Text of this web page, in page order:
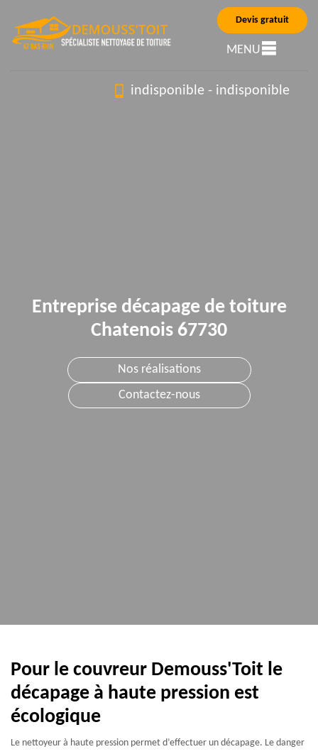
Devis gratuit
MENU
indisponible - indisponible
Entreprise décapage de toiture
Chatenois 67730
Nos réalisations
Contactez-nous
Pour le couvreur Demouss'Toit le
décapage à haute pression est
écologique
Le nettoyeur à haute pression permet d’effectuer un décapage. Le danger